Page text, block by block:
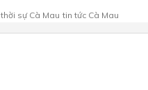
thời sự Cà Mau tin tức Cà Mau